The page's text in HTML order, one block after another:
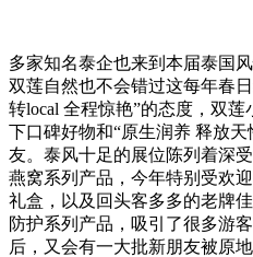
多家知名泰企也来到本届泰国
双莲自然也不会错过这每年春
转local 全程惊艳”的态度，双
下口碑好物和“原生润养 释放
友。泰风十足的展位陈列着深
燕窝系列产品，今年特别受欢
礼盒，以及回头客多多的老牌
防护系列产品，吸引了很多游
后，又会有一大批新朋友被原